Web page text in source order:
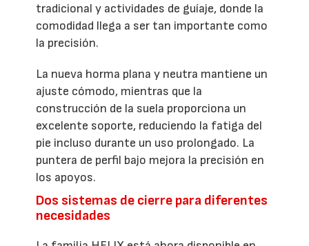
tradicional y actividades de guíaje, donde la
comodidad llega a ser tan importante como
la precisión.
La nueva horma plana y neutra mantiene un
ajuste cómodo, mientras que la
construcción de la suela proporciona un
excelente soporte, reduciendo la fatiga del
pie incluso durante un uso prolongado. La
puntera de perfil bajo mejora la precisión en
los apoyos.
Dos sistemas de cierre para diferentes
necesidades